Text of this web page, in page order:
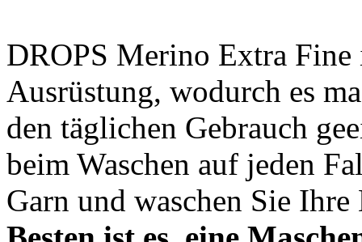
DROPS Merino Extra Fine
Ausrüstung, wodurch es
den täglichen Gebrauch
beim Waschen auf jeden
Garn und waschen Sie